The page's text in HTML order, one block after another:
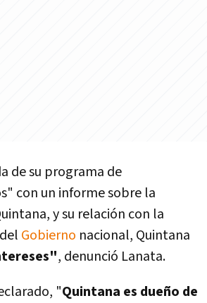
de su programa de
con un informe sobre la
y su relación con la
Gobierno nacional, Quintana
, denunció Lanata.
"Quintana es dueño de